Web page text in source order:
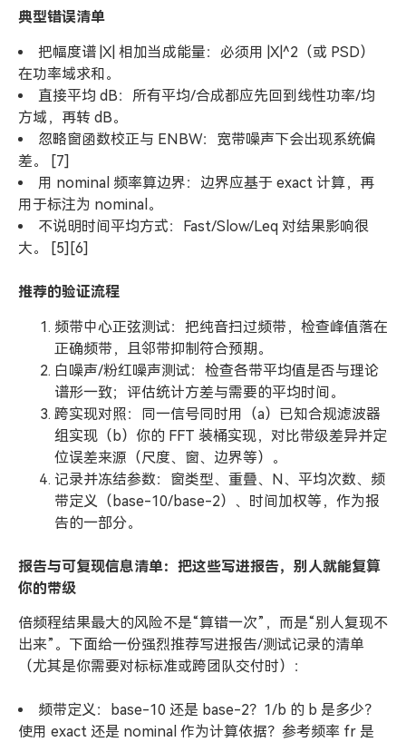
典型错误清单
把幅度谱 |X| 相加当成能量：必须用 |X|^2（或 PSD）
在功率域求和。
直接平均 dB：所有平均/合成都应先回到线性功率/均
方域，再转 dB。
忽略窗函数校正与 ENBW：宽带噪声下会出现系统偏
差。 [7]
用 nominal 频率算边界：边界应基于 exact 计算，再
用于标注为 nominal。
不说明时间平均方式：Fast/Slow/Leq 对结果影响很
大。 [5][6]
推荐的验证流程
频带中心正弦测试：把纯音扫过频带，检查峰值落在
正确频带，且邻带抑制符合预期。
白噪声/粉红噪声测试：检查各带平均值是否与理论
谱形一致；评估统计方差与需要的平均时间。
跨实现对照：同一信号同时用（a）已知合规滤波器
组实现（b）你的 FFT 装桶实现，对比带级差异并定
位误差来源（尺度、窗、边界等）。
记录并冻结参数：窗类型、重叠、N、平均次数、频
带定义（base-10/base-2）、时间加权等，作为报
告的一部分。
报告与可复现信息清单：把这些写进报告，别人就能复算
你的带级
倍频程结果最大的风险不是“算错一次”，而是“别人复现不
出来”。下面给一份强烈推荐写进报告/测试记录的清单
（尤其是你需要对标标准或跨团队交付时）：
频带定义：base-10 还是 base-2？1/b 的 b 是多少？
使用 exact 还是 nominal 作为计算依据？参考频率 fr 是